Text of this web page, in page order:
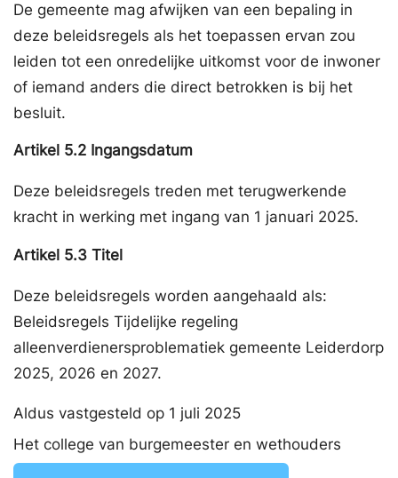
De gemeente mag afwijken van een bepaling in
deze beleidsregels als het toepassen ervan zou
leiden tot een onredelijke uitkomst voor de inwoner
of iemand anders die direct betrokken is bij het
besluit.
Artikel 5.2 Ingangsdatum
Deze beleidsregels treden met terugwerkende
kracht in werking met ingang van 1 januari 2025.
Artikel 5.3 Titel
Deze beleidsregels worden aangehaald als:
Beleidsregels Tijdelijke regeling
alleenverdienersproblematiek gemeente Leiderdorp
2025, 2026 en 2027.
Aldus vastgesteld op 1 juli 2025
Het college van burgemeester en wethouders